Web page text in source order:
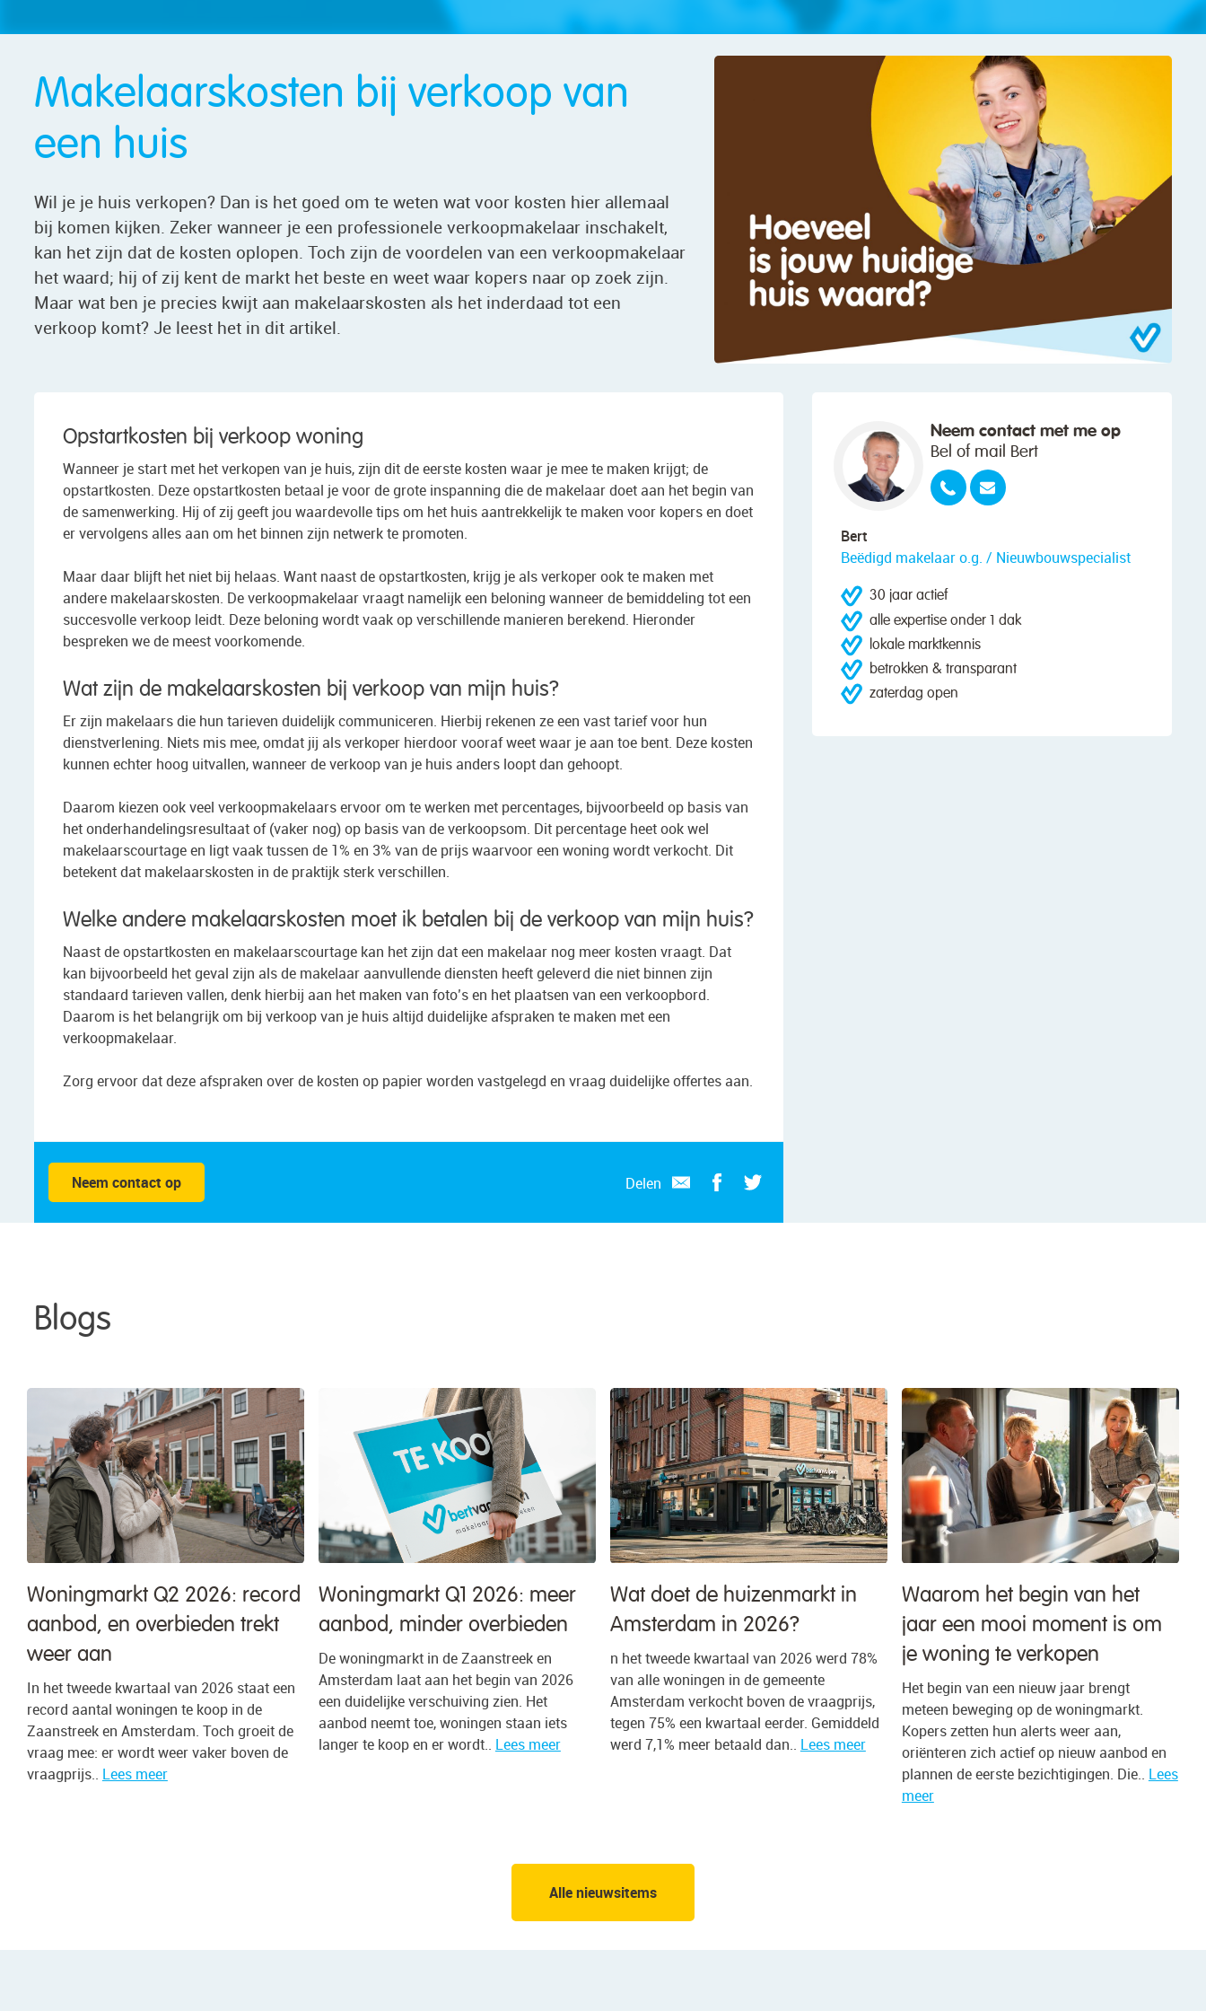
Makelaarskosten bij verkoop van
een huis
Wil je je huis verkopen? Dan is het goed om te weten wat voor kosten hier allemaal
bij komen kijken. Zeker wanneer je een professionele verkoopmakelaar inschakelt,
kan het zijn dat de kosten oplopen. Toch zijn de voordelen van een verkoopmakelaar
het waard; hij of zij kent de markt het beste en weet waar kopers naar op zoek zijn.
Maar wat ben je precies kwijt aan makelaarskosten als het inderdaad tot een
verkoop komt? Je leest het in dit artikel.
Opstartkosten bij verkoop woning
Wanneer je start met het verkopen van je huis, zijn dit de eerste kosten waar je mee te maken krijgt; de
opstartkosten. Deze opstartkosten betaal je voor de grote inspanning die de makelaar doet aan het begin van
de samenwerking. Hij of zij geeft jou waardevolle tips om het huis aantrekkelijk te maken voor kopers en doet
er vervolgens alles aan om het binnen zijn netwerk te promoten.
Maar daar blijft het niet bij helaas. Want naast de opstartkosten, krijg je als verkoper ook te maken met
andere makelaarskosten. De verkoopmakelaar vraagt namelijk een beloning wanneer de bemiddeling tot een
succesvolle verkoop leidt. Deze beloning wordt vaak op verschillende manieren berekend. Hieronder
bespreken we de meest voorkomende.
Wat zijn de makelaarskosten bij verkoop van mijn huis?
Er zijn makelaars die hun tarieven duidelijk communiceren. Hierbij rekenen ze een vast tarief voor hun
dienstverlening. Niets mis mee, omdat jij als verkoper hierdoor vooraf weet waar je aan toe bent. Deze kosten
kunnen echter hoog uitvallen, wanneer de verkoop van je huis anders loopt dan gehoopt.
Daarom kiezen ook veel verkoopmakelaars ervoor om te werken met percentages, bijvoorbeeld op basis van
het onderhandelingsresultaat of (vaker nog) op basis van de verkoopsom. Dit percentage heet ook wel
makelaarscourtage en ligt vaak tussen de 1% en 3% van de prijs waarvoor een woning wordt verkocht. Dit
betekent dat makelaarskosten in de praktijk sterk verschillen.
Welke andere makelaarskosten moet ik betalen bij de verkoop van mijn huis?
Naast de opstartkosten en makelaarscourtage kan het zijn dat een makelaar nog meer kosten vraagt. Dat
kan bijvoorbeeld het geval zijn als de makelaar aanvullende diensten heeft geleverd die niet binnen zijn
standaard tarieven vallen, denk hierbij aan het maken van foto’s en het plaatsen van een verkoopbord.
Daarom is het belangrijk om bij verkoop van je huis altijd duidelijke afspraken te maken met een
verkoopmakelaar.
Zorg ervoor dat deze afspraken over de kosten op papier worden vastgelegd en vraag duidelijke offertes aan.
Neem contact op Delen
Neem contact met me op
Bel of mail Bert
Bert
Beëdigd makelaar o.g. / Nieuwbouwspecialist
30 jaar actief
alle expertise onder 1 dak
lokale marktkennis
betrokken & transparant
zaterdag open
Blogs
Woningmarkt Q2 2026: record
aanbod, en overbieden trekt
weer aan
In het tweede kwartaal van 2026 staat een
record aantal woningen te koop in de
Zaanstreek en Amsterdam. Toch groeit de
vraag mee: er wordt weer vaker boven de
vraagprijs.. Lees meer
Woningmarkt Q1 2026: meer
aanbod, minder overbieden
De woningmarkt in de Zaanstreek en
Amsterdam laat aan het begin van 2026
een duidelijke verschuiving zien. Het
aanbod neemt toe, woningen staan iets
langer te koop en er wordt.. Lees meer
Wat doet de huizenmarkt in
Amsterdam in 2026?
n het tweede kwartaal van 2026 werd 78%
van alle woningen in de gemeente
Amsterdam verkocht boven de vraagprijs,
tegen 75% een kwartaal eerder. Gemiddeld
werd 7,1% meer betaald dan.. Lees meer
Waarom het begin van het
jaar een mooi moment is om
je woning te verkopen
Het begin van een nieuw jaar brengt
meteen beweging op de woningmarkt.
Kopers zetten hun alerts weer aan,
oriënteren zich actief op nieuw aanbod en
plannen de eerste bezichtigingen. Die.. Lees
meer
Alle nieuwsitems